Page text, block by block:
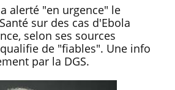
alerté "en urgence" le
sur des cas d'Ebola
selon ses sources
de "fiables". Une info
par la DGS.